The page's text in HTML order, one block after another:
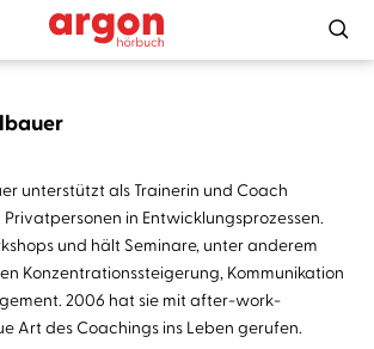
unterstützt als Trainerin und Coach
in Entwicklungsprozessen.
und hält Seminare, unter anderem
Konzentrationssteigerung, Kommunikation
2006 hat sie mit after-work-
Art des Coachings ins Leben gerufen.